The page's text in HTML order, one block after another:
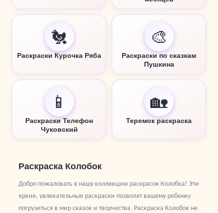
🐔
Раскраски Курочка Ряба
🎨
Раскраски по сказкам
Пушкина
📱
Раскраски Телефон
Чуковский
🏡
Теремок раскраска
Раскраска Колобок
Добро пожаловать в нашу коллекцию раскрасок Колобка! Эти
яркие, увлекательные раскраски позволят вашему ребенку
погрузиться в мир сказок и творчества. Раскраска Колобок не